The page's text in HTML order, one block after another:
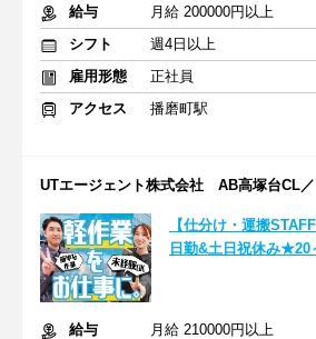
給与
月給 200000円以上
シフト
週4日以上
雇用形態
正社員
アクセス
播磨町駅
UTエージェント株式会社 AB高塚台CL／
【仕分け・運搬
日勤&土日祝休み★20
給与
月給 210000円以上